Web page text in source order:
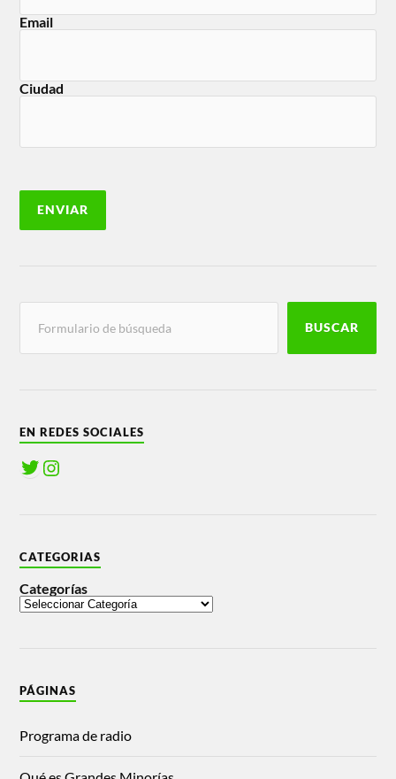
Email
Ciudad
BUSCAR
EN REDES SOCIALES
CATEGORIAS
Categorías
PÁGINAS
Programa de radio